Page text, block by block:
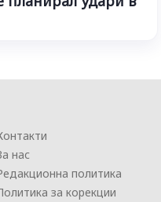
нас
политика
за корекции